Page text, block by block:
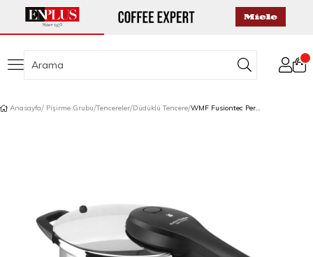
Anasayfa Pişirme Grubu Tencereler Düdüklü Tencere WMF Fusiontec Perfect Premium Düdüklü Tencere 6.5 L Platinium